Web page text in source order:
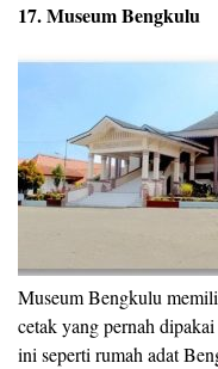
17. Museum Bengkulu
Museum Bengkulu
cetak yang pernah
ini seperti rumah adat